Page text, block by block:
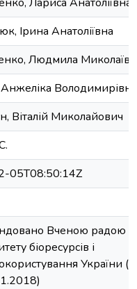
Ірина Анатоліївна
Людмила
Володимирівна
Віталій Миколайович
05T08:50:14Z
Вченою радою
біоресурсів і
України